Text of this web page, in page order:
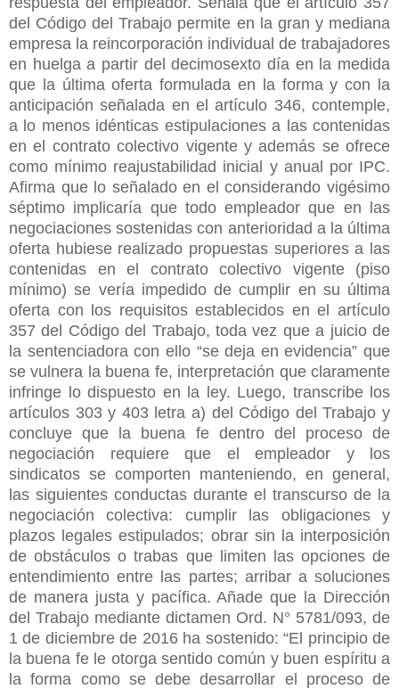
del Código del Trabajo permite en la gran y mediana
empresa la reincorporación individual de trabajadores
en huelga a partir del decimosexto día en la medida
que la última oferta formulada en la forma y con la
anticipación señalada en el artículo 346, contemple,
a lo menos idénticas estipulaciones a las contenidas
en el contrato colectivo vigente y además se ofrece
como mínimo reajustabilidad inicial y anual por IPC.
Afirma que lo señalado en el considerando vigésimo
séptimo implicaría que todo empleador que en las
negociaciones sostenidas con anterioridad a la última
oferta hubiese realizado propuestas superiores a las
contenidas en el contrato colectivo vigente (piso
mínimo) se vería impedido de cumplir en su última
oferta con los requisitos establecidos en el artículo
357 del Código del Trabajo, toda vez que a juicio de
la sentenciadora con ello “se deja en evidencia” que
se vulnera la buena fe, interpretación que claramente
infringe lo dispuesto en la ley. Luego, transcribe los
artículos 303 y 403 letra a) del Código del Trabajo y
concluye que la buena fe dentro del proceso de
negociación requiere que el empleador y los
sindicatos se comporten manteniendo, en general,
las siguientes conductas durante el transcurso de la
negociación colectiva: cumplir las obligaciones y
plazos legales estipulados; obrar sin la interposición
de obstáculos o trabas que limiten las opciones de
entendimiento entre las partes; arribar a soluciones
de manera justa y pacífica. Añade que la Dirección
del Trabajo mediante dictamen Ord. N° 5781/093, de
1 de diciembre de 2016 ha sostenido: “El principio de
la buena fe le otorga sentido común y buen espíritu a
la forma como se debe desarrollar el proceso de